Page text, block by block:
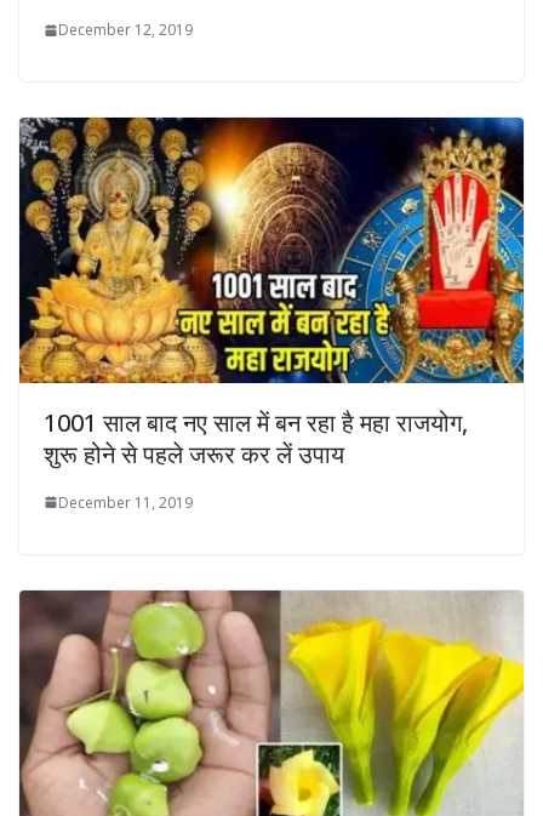
December 12, 2019
1001 साल बाद नए साल में बन रहा है महा राजयोग,
शुरू होने से पहले जरूर कर लें उपाय
December 11, 2019